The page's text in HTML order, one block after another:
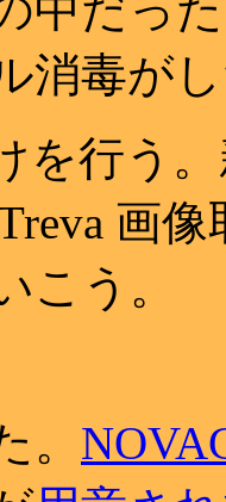
消毒が
を行う
画
こう。
。